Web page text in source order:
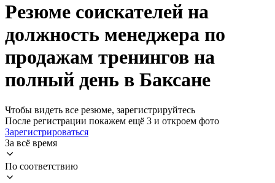
Резюме соискателей на
должность менеджера по
продажам тренингов на
полный день в Баксане
Чтобы видеть все резюме, зарегистрируйтесь
После регистрации покажем ещё 3 и откроем фото
Зарегистрироваться
За всё время
По соответствию